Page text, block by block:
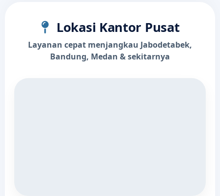
Lokasi Kantor Pusat
Layanan cepat menjangkau Jabodetabek,
Bandung, Medan & sekitarnya